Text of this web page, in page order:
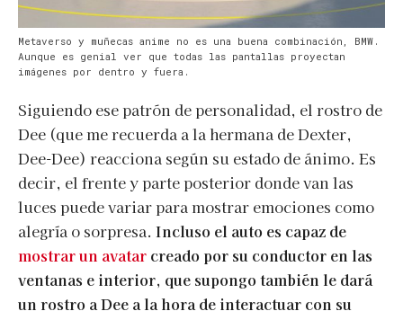
Metaverso y muñecas anime no es una buena combinación, BMW.
Aunque es genial ver que todas las pantallas proyectan
imágenes por dentro y fuera.
Siguiendo ese patrón de personalidad, el rostro de
Dee (que me recuerda a la hermana de Dexter,
Dee-Dee) reacciona según su estado de ánimo. Es
decir, el frente y parte posterior donde van las
luces puede variar para mostrar emociones como
alegría o sorpresa. Incluso el auto es capaz de
mostrar un avatar creado por su conductor en las
ventanas e interior, que supongo también le dará
un rostro a Dee a la hora de interactuar con su